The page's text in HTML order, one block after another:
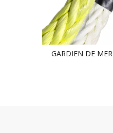
GARDIEN DE MER